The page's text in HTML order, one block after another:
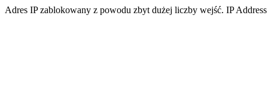
Adres IP zablokowany z powodu zbyt dużej liczby wejść. IP